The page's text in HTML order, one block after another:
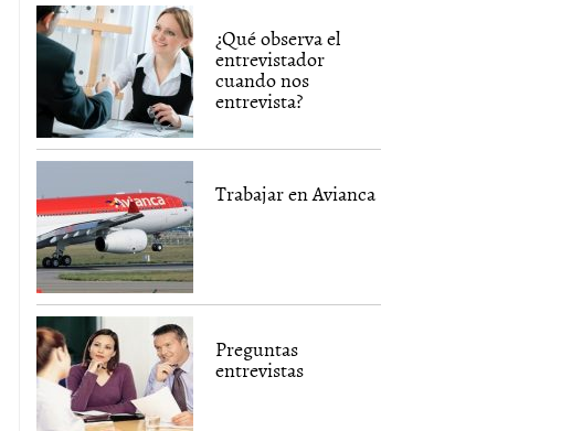
¿Qué observa el
entrevistador
cuando nos
entrevista?
Trabajar en Avianca
Preguntas
entrevistas